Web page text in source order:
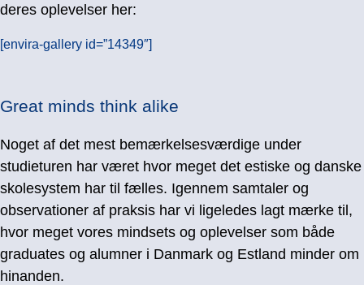
deres oplevelser her:
[envira-gallery id=”14349″]
Great minds think alike
Noget af det mest bemærkelsesværdige under
studieturen har været hvor meget det estiske og danske
skolesystem har til fælles. Igennem samtaler og
observationer af praksis har vi ligeledes lagt mærke til,
hvor meget vores mindsets og oplevelser som både
graduates og alumner i Danmark og Estland minder om
hinanden.